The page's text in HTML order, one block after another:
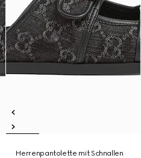
Herrenpantolette mit Schnallen